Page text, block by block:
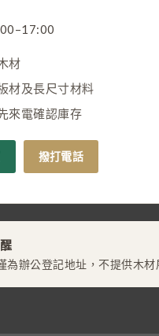
材
材及長尺寸材料
來電確認庫存
撥打電話
為辦公登記地址，不提供木